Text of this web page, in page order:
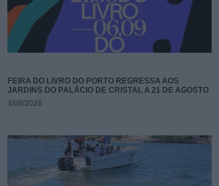
FEIRA DO LIVRO DO PORTO REGRESSA AOS
JARDINS DO PALÁCIO DE CRISTAL A 21 DE AGOSTO
4/08/2026